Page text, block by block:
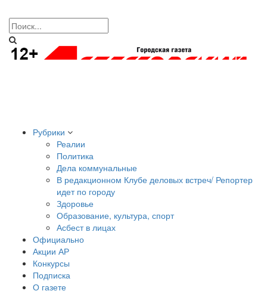
Рубрики
Реалии
Политика
Дела коммунальные
В редакционном Клубе деловых встреч/ Репортер
идет по городу
Здоровье
Образование, культура, спорт
Асбест в лицах
Официально
Акции АР
Конкурсы
Подписка
О газете